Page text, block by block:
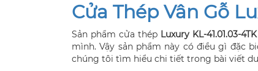
Cửa Thép Vân Gỗ
Sản phẩm cửa thép Luxury KL-41.01.03-4TK
mình. Vậy sản phẩm này có điều gì đặc
chúng tôi tìm hiểu chi tiết trong bài viết